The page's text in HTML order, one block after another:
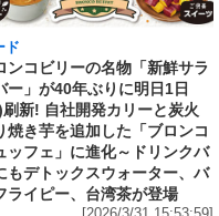
ド
ンコビリーの名物「新鮮サラ
ー」が40年ぶりに明日1日
新! 自社開発カリーと炭火
焼き芋を追加した「ブロンコ
ッフェ」に進化～ドリンクバ
もデトックスウォーター、バ
ライピー、台湾茶が登場